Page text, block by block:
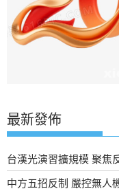
最新發佈
台漢光演習擴規模 聚焦
中方五招反制 嚴控無人